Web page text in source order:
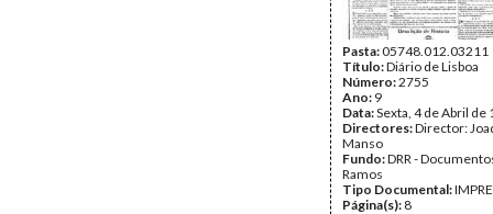
Pasta:05748.012.03211
Título:Diário de Lisboa
Número:2755
Ano: 9
Data:Sexta, 4 de Abril de
Directores:Director:
Manso
Fundo:DRR -
Ramos
Tipo Documental:
Página(s): 8